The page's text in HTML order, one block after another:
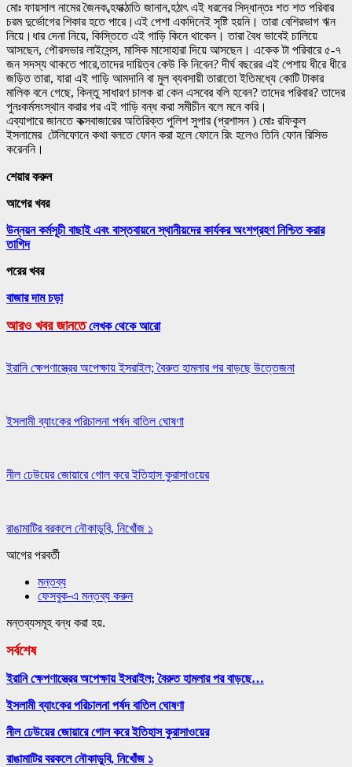
মোঃ ফায়সাল নামের জৈনক ব্হযাক্ঠাতি জানান,হঠাৎ এই ধরনের সিদ্ধান্তঃ শত শত পরিবার
চরম দুর্ভোগের শিকার হতে পারে।এই পেশা একদিনেই সৃষ্টি হয়নি। তারা বেশিরভাগ ঋন
নিয়ে।ধার দেনা নিয়ে, কিস্তিতে এই গাড়ি কিনে থাকেন। তারা বৈধ ভাবেই চালিয়ে
আসছেন, পৌরসভার লাইসেন্স, মাসিক মাসোহারা দিয়ে আসছেন। একেক টা পরিবারে ৫-৭
জন সদস্য থাকতে পারে,তাদের দায়িত্ব কেউ কি নিবেন? দীর্ঘ বছরের এই পেশায় ধীরে ধীরে
জড়িত তারা, যারা এই গাড়ি আমদানি বা মুল ব্যবসায়ী তারাতো ইতিমধ্যে কোটি টাকার
মালিক বনে গেছে, কিন্তু সাধারণ চালক রা কেন এসবের বলি হবেন? তাদের পরিবার? তাদের
পুনঃকর্মসংস্থান করার পর এই গাড়ি বন্ধ করা সমীচীন বলে মনে করি।
এব্যাপারে জানতে কক্সবাজারের অতিরিক্ত পুলিশ সুপার (প্রশাসন ) মোঃ রফিকুল
ইসলামের টেলিফোনে কথা বলতে ফোন করা হলে ফোনে রিং হলেও তিনি ফোন রিসিভ
করেননি।
শেয়ার করুন
আগের খবর
উন্নয়ন কর্মসূচী বাছাই এবং বাস্তবায়নে স্থানীয়দের কার্যকর অংশগ্রহণ নিশ্চিত করার
তাগিদ
পরের খবর
বাজার দাম চড়া
আরও খবর জানতে লেখক থেকে আরো
ইরানি ক্ষেপণাস্ত্রের অপেক্ষায় ইসরাইল; বৈরুত হামলার পর বাড়ছে উত্তেজনা
ইসলামী ব্যাংকের পরিচালনা পর্ষদ বাতিল ঘোষণা
নীল ঢেউয়ের জোয়ারে গোল করে ইতিহাস কুরাসাওয়ের
রাঙামাটির বরকলে নৌকাডুবি, নিখোঁজ ১
আগেরপরবর্তী
মন্তব্য
ফেসবুক-এ মন্তব্য করুন
মন্তব্যসমূহ বন্ধ করা হয়.
সর্বশেষ
ইরানি ক্ষেপণাস্ত্রের অপেক্ষায় ইসরাইল; বৈরুত হামলার পর বাড়ছে…
ইসলামী ব্যাংকের পরিচালনা পর্ষদ বাতিল ঘোষণা
নীল ঢেউয়ের জোয়ারে গোল করে ইতিহাস কুরাসাওয়ের
রাঙামাটির বরকলে নৌকাডুবি, নিখোঁজ ১